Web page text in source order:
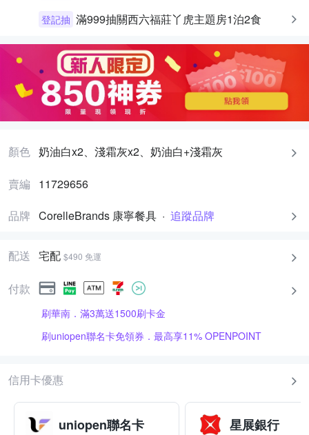
登記抽 滿999抽關西六福莊丫虎主題房1泊2食
顏色 奶油白x2、淺霜灰x2、奶油白+淺霜灰
賣編
11729656
品牌 CorelleBrands 康寧餐具 · 追蹤品牌
配送 宅配 $490 免運
付款
刷華南．滿3萬送1500刷卡金
刷uniopen聯名卡免領券．最高享11% OPENPOINT
信用卡優惠
uniopen聯名卡 星展銀行